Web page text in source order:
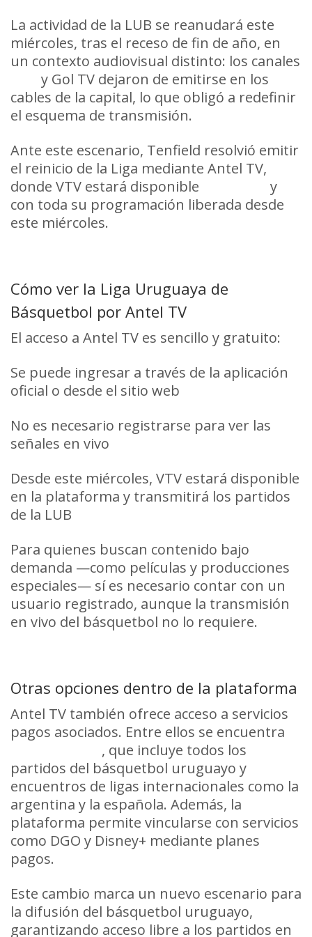
La actividad de la LUB se reanudará este
miércoles, tras el receso de fin de año, en
un contexto audiovisual distinto: los canales
y Gol TV dejaron de emitirse en los
cables de la capital, lo que obligó a redefinir
el esquema de transmisión.
Ante este escenario, Tenfield resolvió emitir
el reinicio de la Liga mediante Antel TV,
donde VTV estará disponible
y
con toda su programación liberada desde
este miércoles.
Cómo ver la Liga Uruguaya de
Básquetbol por Antel TV
El acceso a Antel TV es sencillo y gratuito:
Se puede ingresar a través de la aplicación
oficial o desde el sitio web
No es necesario registrarse para ver las
señales en vivo
Desde este miércoles, VTV estará disponible
en la plataforma y transmitirá los partidos
de la LUB
Para quienes buscan contenido bajo
demanda —como películas y producciones
especiales— sí es necesario contar con un
usuario registrado, aunque la transmisión
en vivo del básquetbol no lo requiere.
Otras opciones dentro de la plataforma
Antel TV también ofrece acceso a servicios
pagos asociados. Entre ellos se encuentra
, que incluye todos los
partidos del básquetbol uruguayo y
encuentros de ligas internacionales como la
argentina y la española. Además, la
plataforma permite vincularse con servicios
como DGO y Disney+ mediante planes
pagos.
Este cambio marca un nuevo escenario para
la difusión del básquetbol uruguayo,
garantizando acceso libre a los partidos en